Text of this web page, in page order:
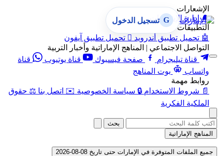
الإشعارات
🔔 إدارة الإشعارات
التطبيقات
🤖 تحميل تطبيق أندرويد  تحميل تطبيق آيفون
التواصل الاجتماعي | المناهج الإماراتية وأخبار التربية
قناة تيليجرام
صفحة فيسبوك قناة يوتيوب
قناة
واتساب
بوت المناهج
روابط مهمة
📄 شروط الاستخدام 🔒 سياسة الخصوصية ✉️ اتصل بنا ⚖️ حقوق
الملكية الفكرية
G تسجيل الدخول
بحث
المناهج الإماراتية
جميع الملفات المتوفرة في الإمارات حتى تاريخ 08-08-2026